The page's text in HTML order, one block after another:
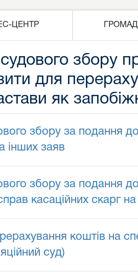
ЦЕНТР
збору
для
як
збору за подання
інших заяв
збору за подання
касаційних скарг
коштів на
суд)